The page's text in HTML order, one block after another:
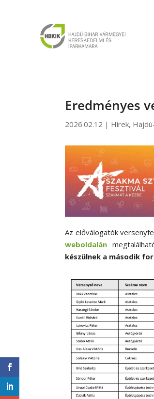
Eredményes
2026.02.12 | Hírek,
Az előválogatók
weboldalán
készülnek a második